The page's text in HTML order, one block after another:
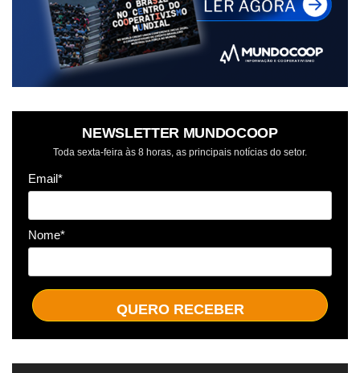
NEWSLETTER MUNDOCOOP
Toda sexta-feira às 8 horas, as principais notícias do setor.
Email*
Nome*
QUERO RECEBER